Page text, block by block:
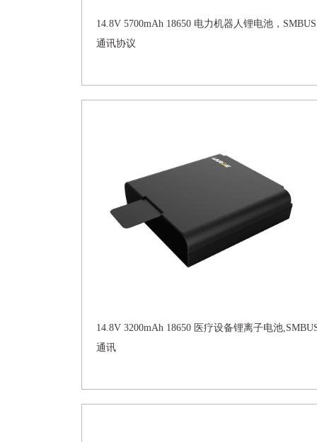
14.8V 5700mAh 18650 电力机器人锂电池，SMBUS
通讯协议
14.8V 3200mAh 18650 医疗设备锂离子电池
通讯